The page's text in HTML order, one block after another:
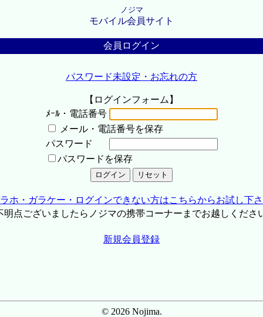
ノジマ
モバイル会員サイト
会員ログイン
パスワード未設定・お忘れの方
【ログインフォーム】
ﾒｰﾙ・電話番号
メール・電話番号を保存
パスワード
パスワードを保存
ホ・ガラケー・ログインできない方はこちらからお試し下
点ございましたらノジマの携帯コーナーまでお越しくださ
新規会員登録
© 2026 Nojima.